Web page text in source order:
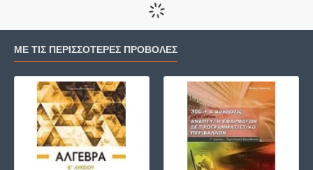
ΜΕ ΤΙΣ ΠΕΡΙΣΣΌΤΕΡΕΣ ΠΡΟΒΟΛΈΣ